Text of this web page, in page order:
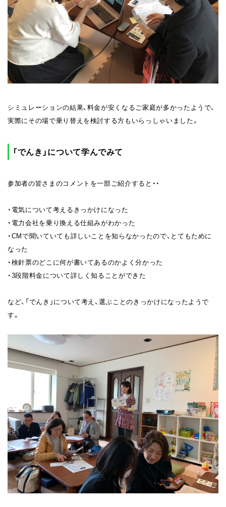
シミュレーションの結果、料金が安くなるご家庭が多かったようで、
実際にその場で乗り替えを検討する方もいらっしゃいました。
「でんき」について学んでみて
参加者の皆さまのコメントを一部ご紹介すると・・
・電気について考えるきっかけになった
・電力会社を乗り換える仕組みがわかった
・CMで聞いていても詳しいことを知らなかったので、とてもために
なった
・検針票のどこに何が書いてあるのかよく分かった
・3段階料金について詳しく知ることができた
など、「でんき」について考え、選ぶことのきっかけになったようで
す。